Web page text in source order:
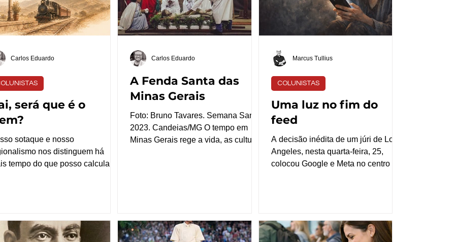
dos clientes com os canais
da própria
resposta não está apenas na
política, mas também em de
Coutinho cobram ações de saúde
mental em Itaguara Na nossa
será que é o
sotaque e nosso
nos distinguem há
tempo do que posso calcular.
o macaco satisfeito e devendo
Foi assim que conquistamos
Carlos Eduardo
A Fenda Santa das
Minas Gerais
Foto: Bruno Tavares. Semana Santa
2023. Candeias/MG ​O tempo em
Minas Gerais rege a vida, as culturas
o século XVIII. A fenda holística
aberta durante esses dias também
Carlos Eduardo
Uma luz no fim do
feed
A decisão inédita de um júri de Los
Angeles, nesta quarta-feira, 25,
colocou Google e Meta no centro de
adolescentes e jovens, a partir do
funcionamento de plataformas como
COLUNISTAS
Marcus Tullius